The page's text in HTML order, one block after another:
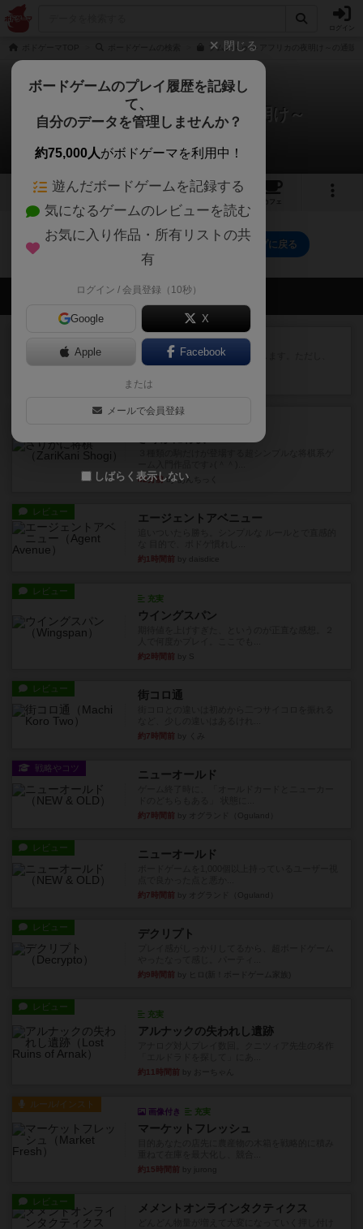
ブムントゥ ～アフリカの夜明け～の通販/
ブムントゥ ～アフリカの夜明け～
0件の動画
3 2
カフェ
ブムントゥ ～アフリカの夜明け～のトップに戻る
会員の新しい投稿
ふたつの街の物語
タイルを4×4で並べて街づくりします。ただし、
街は各プレイヤーの間にあ...
23分前
ルール/インスト
42分前by あんちっく
レビュー エージェントアベニュー
約1時間前
レビュー
充実
ウイングスパン
約2時間前
レビュー 街コロ通
約7時間前
戦略やコツ ニューオールド
約7時間前
レビュー ニューオールド
約7時間前
レビュー デクリプト
約9時間前
レビュー
充実
アルナックの失われし遺跡
約11時間前
ルール/インスト
画像付き 充実
マーケットフレッシュ
約15時間前
レビュー メメントオンラインタクティクス
閉じる
ボードゲームのプレイ履歴を記録し
て、
自分のデータを管理しませんか？
約75,000人がボドゲーマを利用中！
遊んだボードゲームを記録する
気になるゲームのレビューを読む
お気に入り作品・所有リストの共
有
ログイン / 会員登録（10秒）
Google X
Apple Facebook
または
メールで会員登録
しばらく表示しない